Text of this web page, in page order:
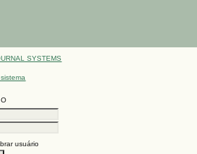
SYSTEMS
usuário